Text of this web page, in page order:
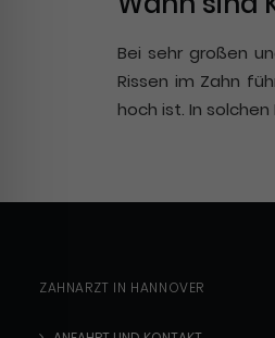
Bei sehr großen
Rissen im Zahn
hoch ist. In solchen
ZAHNARZT IN HANNOVER